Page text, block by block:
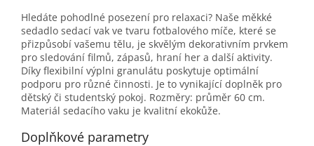
Hledáte pohodlné posezení pro relaxaci? Naše měkké
sedadlo sedací vak ve tvaru fotbalového míče, které se
přizpůsobí vašemu tělu, je skvělým dekorativním prvkem
pro sledování filmů, zápasů, hraní her a další aktivity.
Díky flexibilní výplni granulátu poskytuje optimální
podporu pro různé činnosti. Je to vynikající doplněk pro
dětský či studentský pokoj. Rozměry: průměr 60 cm.
Materiál sedacího vaku je kvalitní ekokůže.
Doplňkové parametry